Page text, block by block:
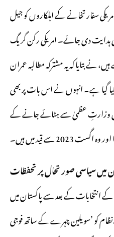
سفارتخانے کے اہلکاروں کو جیل
دی جائے۔ امریکی رکن گریگ
نے بتایا کہ یہ مشترکہ مطالبہ عمران
گیا ہے۔ انہوں نے اس بات پر بھی
ڈالی کہ عمران خان کو 2022 میں وزارتِ عظمیٰ سے ہٹائے جانے کے
سے قید میں ہیں۔
میں سیاسی صورتحال پر تحفظات
خط میں مزید کہا گیا کہ فروری 2023 کے انتخابات کے بعد سے پاکستان میں
نظام کو ’سویلین چہرے کے ساتھ فوجی